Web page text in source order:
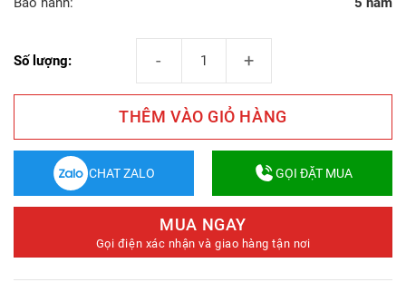
Số lượng:
THÊM VÀO GIỎ HÀNG
CHAT ZALO GỌI ĐẶT MUA
MUA NGAY
Gọi điện xác nhận và giao hàng tận nơi